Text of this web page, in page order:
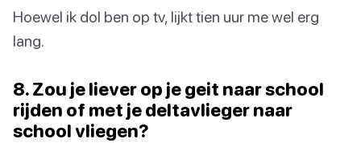
Hoewel ik dol ben op tv, lijkt tien uur me wel erg
lang.
8. Zou je liever op je geit naar school
rijden of met je deltavlieger naar
school vliegen?